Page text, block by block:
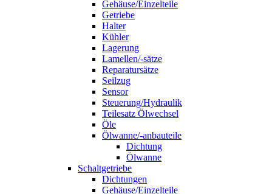
Gehäuse/Einzelteile
Getriebe
Halter
Kühler
Lagerung
Lamellen/-sätze
Reparatursätze
Seilzug
Sensor
Steuerung/Hydraulik
Teilesatz Ölwechsel
Öle
Ölwanne/-anbauteile
Dichtung
Ölwanne
Schaltgetriebe
Dichtungen
Gehäuse/Einzelteile